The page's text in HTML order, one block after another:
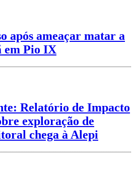
após ameaçar matar a
Pio IX
Relatório de Impacto
exploração de
chega à Alepi